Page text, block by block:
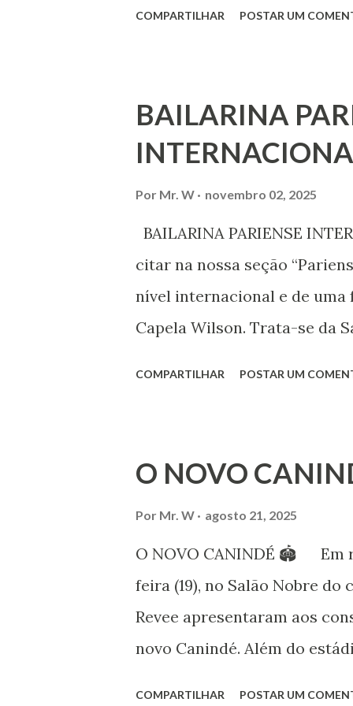
processo de decisão
liberdade de opinião e de
associação, e de participar
COMPARTILHAR POSTAR UM
BAILARINA
Por Mr. W novembro 02, 2025
BAILARINA PARIENSE
citar na nossa seção
nível internacional e de
Capela Wilson. Trata-se da
Iniciou seus estudos em
em 1999, no estilo
estudos neste estilo além de
danças folclóricas do
Bailarina profissional e
estudo e pesquisa de danças
árabes e indianas. Iniciou
COMPARTILHAR POSTAR UM
O NOVO
Por Mr. W agosto 21, 2025
O NOVO CANINDÉ 🏟 Em
feira (19), no Salão Nobre do
Revee apresentaram aos
novo Canindé. Além do
COMPARTILHAR POSTAR UM